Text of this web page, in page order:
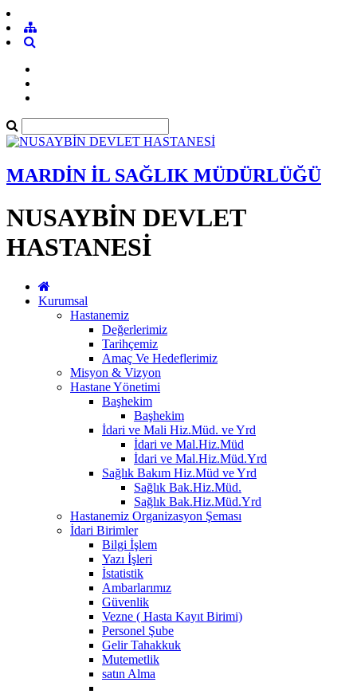
MARDİN İL SAĞLIK MÜDÜRLÜĞÜ
NUSAYBİN DEVLET
HASTANESİ
Kurumsal
Hastanemiz
Değerlerimiz
Tarihçemiz
Amaç Ve Hedeflerimiz
Misyon & Vizyon
Hastane Yönetimi
Başhekim
Başhekim
İdari ve Mali Hiz.Müd. ve Yrd
İdari ve Mal.Hiz.Müd
İdari ve Mal.Hiz.Müd.Yrd
Sağlık Bakım Hiz.Müd ve Yrd
Sağlık Bak.Hiz.Müd.
Sağlık Bak.Hiz.Müd.Yrd
Hastanemiz Organizasyon Şeması
İdari Birimler
Bilgi İşlem
Yazı İşleri
İstatistik
Ambarlarımız
Güvenlik
Vezne ( Hasta Kayıt Birimi)
Personel Şube
Gelir Tahakkuk
Mutemetlik
satın Alma